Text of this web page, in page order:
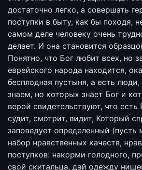
достаточно легко, а совершать
поступки в быту, как бы походя,
самом деле человеку очень
делает. И она становится
Понятно, что Бог любит всех, но
еврейского народа находится,
бесплодная пустыня, а есть
знаем, но которых знает Бог и
верой свидетельствуют, что есть
судит, смотрит, видит, Который
заповедует определенный (пусть
набор нравственных качеств,
поступков: накорми голодного,
свой скитальца, дай одежду